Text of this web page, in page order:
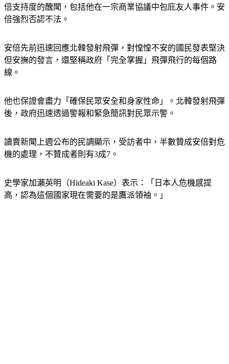
倍支持度的醜聞，包括他在一宗商業協議中包庇友人事件。安
倍強烈否認不法。
安倍先前迅速回應北韓發射飛彈，對惶惶不安的國民發表堅決
但安撫的發言，還堅稱政府「完全掌握」飛彈飛行的每個路
線。
他也保證會盡力「確保民眾安全和身家性命」。北韓發射飛彈
後，政府迅速透過警報和緊急簡訊對民眾示警。
讀賣新聞上週公布的民調顯示，受訪者中，半數贊成安倍對危
機的處理，不贊成者則有3成7。
史學家加瀨英明（Hideaki Kase）表示：「日本人危機感提
高，認為這個國家現在需要的是鷹派領袖。」